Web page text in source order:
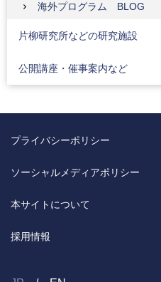
地域連携お知らせ一覧
海外プログラム BLOG
片柳研究所などの研究施設
セラミックス複合材料セン
公開講座・催事案内など
第11回 高校生のための応
プライバシーポリシー
ソーシャルメディアポリシー
本サイトについて
採用情報